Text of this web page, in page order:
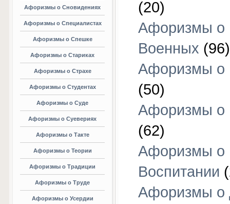
Афоризмы о Сновидениях
Афоризмы о Специалистах
Афоризмы о Спешке
Афоризмы о Стариках
Афоризмы о Страхе
Афоризмы о Студентах
Афоризмы о Суде
Афоризмы о Суевериях
Афоризмы о Такте
Афоризмы о Теории
Афоризмы о Традиции
Афоризмы о Труде
Афоризмы о Усердии
(20)
Афоризмы о
Военных (96)
Афоризмы о
(50)
Афоризмы о
(62)
Афоризмы о
Воспитании
Афоризмы о